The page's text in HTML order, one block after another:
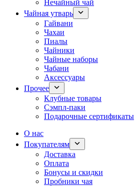
Нечайный чай
Чайная утварь
Гайвани
Чахаи
Пиалы
Чайники
Чайные наборы
Чабани
Аксессуары
Прочее
Клубные товары
Сэмпл-паки
Подарочные сертификаты
О нас
Покупателям
Доставка
Оплата
Бонусы и скидки
Пробники чая